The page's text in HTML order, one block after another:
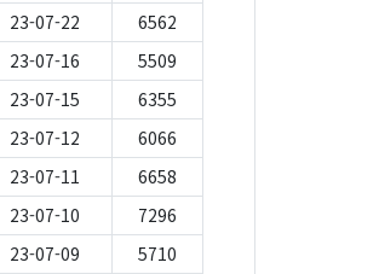
23-07-22
6562
23-07-16
5509
23-07-15
6355
23-07-12
6066
23-07-11
6658
23-07-10
7296
23-07-09
5710